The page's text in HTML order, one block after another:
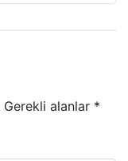
Gerekli alanlar *